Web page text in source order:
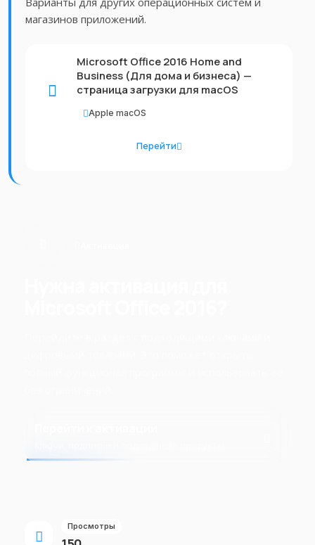
магазинов приложений.
Microsoft Office 2016 Home and
Business (Для дома и бизнеса) —
страница загрузки для macOS
Apple macOS
Перейти
Просмотры